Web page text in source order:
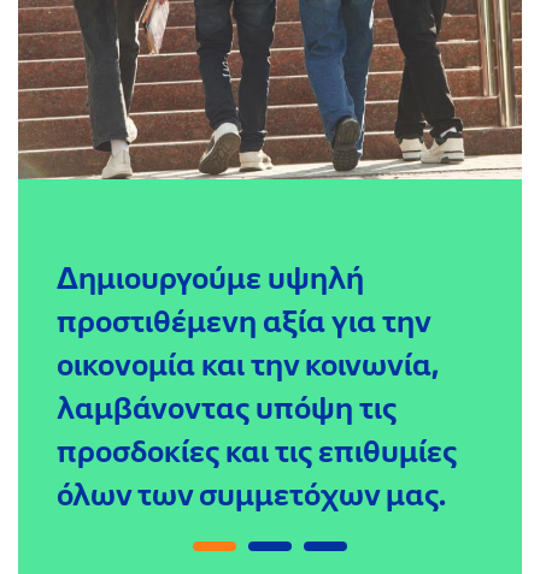
Δημιουργούμε υψηλή
προστιθέμενη αξία για την
οικονομία και την κοινωνία,
λαμβάνοντας υπόψη τις
προσδοκίες και τις επιθυμίες
όλων των συμμετόχων μας.